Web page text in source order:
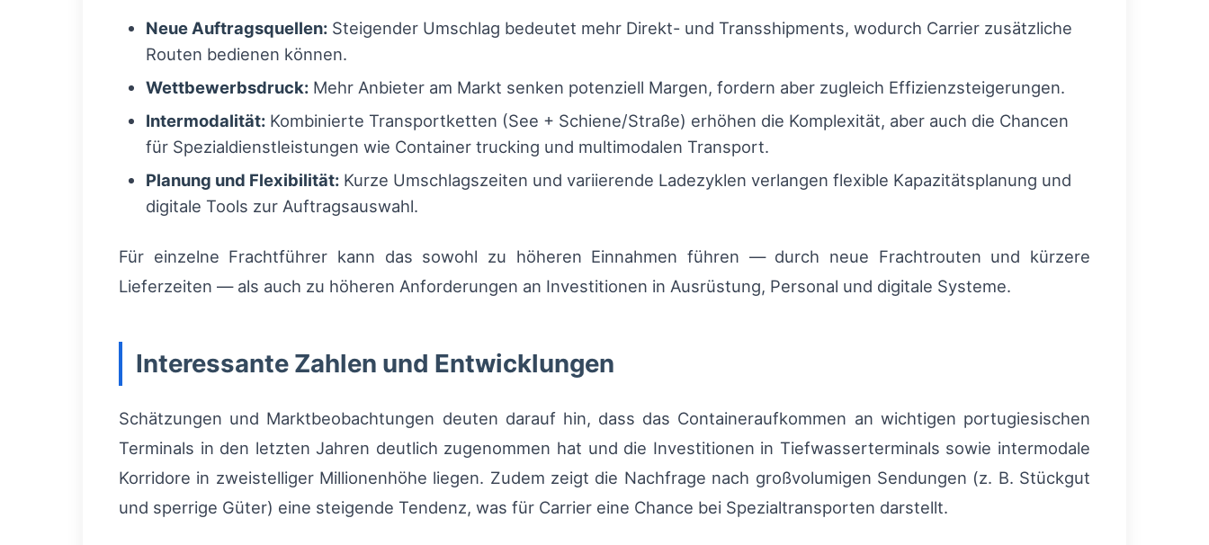
Neue Auftragsquellen: Steigender Umschlag bedeutet mehr Direkt- und Transshipments, wodurch Carrier zusätzliche
Routen bedienen können.
Wettbewerbsdruck: Mehr Anbieter am Markt senken potenziell Margen, fordern aber zugleich Effizienzsteigerungen.
Intermodalität: Kombinierte Transportketten (See + Schiene/Straße) erhöhen die Komplexität, aber auch die Chancen
für Spezialdienstleistungen wie Container trucking und multimodalen Transport.
Planung und Flexibilität: Kurze Umschlagszeiten und variierende Ladezyklen verlangen flexible Kapazitätsplanung und
digitale Tools zur Auftragsauswahl.
Für einzelne Frachtführer kann das sowohl zu höheren Einnahmen führen — durch neue Frachtrouten und kürzere
Lieferzeiten — als auch zu höheren Anforderungen an Investitionen in Ausrüstung, Personal und digitale Systeme.
Interessante Zahlen und Entwicklungen
Schätzungen und Marktbeobachtungen deuten darauf hin, dass das Containeraufkommen an wichtigen portugiesischen
Terminals in den letzten Jahren deutlich zugenommen hat und die Investitionen in Tiefwasserterminals sowie intermodale
Korridore in zweistelliger Millionenhöhe liegen. Zudem zeigt die Nachfrage nach großvolumigen Sendungen (z. B. Stückgut
und sperrige Güter) eine steigende Tendenz, was für Carrier eine Chance bei Spezialtransporten darstellt.